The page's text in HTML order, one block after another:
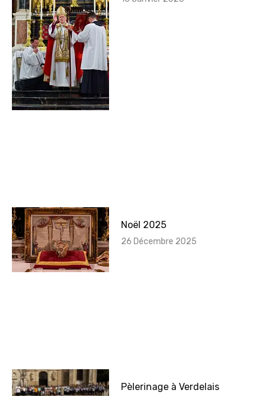
Noël 2025
26 Décembre 2025
Pèlerinage à Verdelais